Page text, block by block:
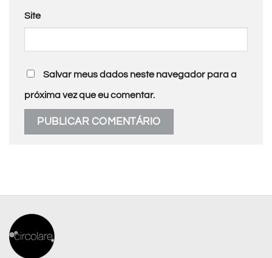
Site
Salvar meus dados neste navegador para a
próxima vez que eu comentar.